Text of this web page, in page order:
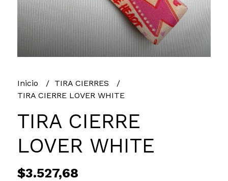
Inicio
TIRA CIERRES
TIRA CIERRE LOVER WHITE
TIRA CIERRE
LOVER WHITE
$3.527,68